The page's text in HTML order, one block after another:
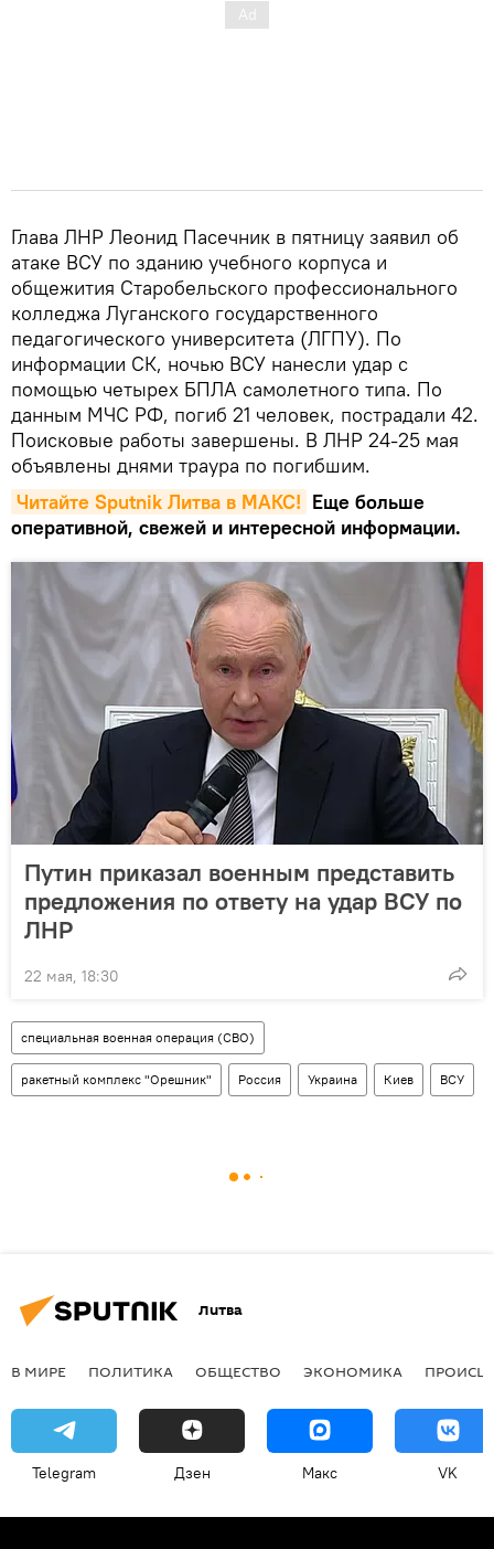
Глава ЛНР Леонид Пасечник в пятницу заявил об
атаке ВСУ по зданию учебного корпуса и
общежития Старобельского профессионального
колледжа Луганского государственного
педагогического университета (ЛГПУ). По
информации СК, ночью ВСУ нанесли удар с
помощью четырех БПЛА самолетного типа. По
данным МЧС РФ, погиб 21 человек, пострадали 42.
Поисковые работы завершены. В ЛНР 24-25 мая
объявлены днями траура по погибшим.
Читайте Sputnik Литва в MAКС! Еще больше
оперативной, свежей и интересной информации.
Путин приказал военным представить
предложения по ответу на удар ВСУ по
ЛНР
22 мая, 18:30
специальная военная операция (СВО)
ракетный комплекс "Орешник" Россия Украина Киев ВСУ
Литва
В МИРЕ ПОЛИТИКА ОБЩЕСТВО ЭКОНОМИКА
Telegram Дзен Макс VK